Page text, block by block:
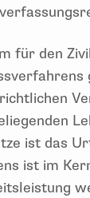
für den
ist das
ist im